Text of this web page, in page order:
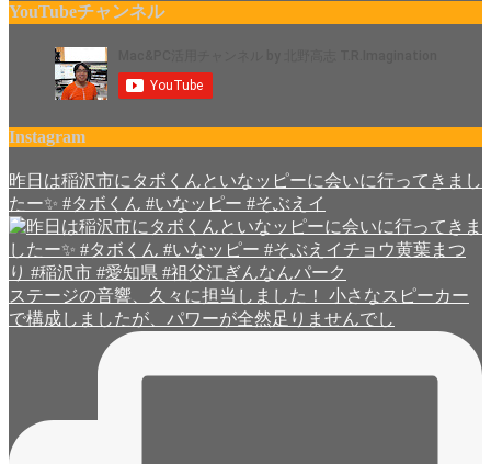
YouTubeチャンネル
Instagram
昨日は稲沢市にタボくんといなッピーに会いに行ってきまし
たー✨ #タボくん #いなッピー #そぶえイ
ステージの音響、久々に担当しました！ 小さなスピーカー
で構成しましたが、パワーが全然足りませんでし